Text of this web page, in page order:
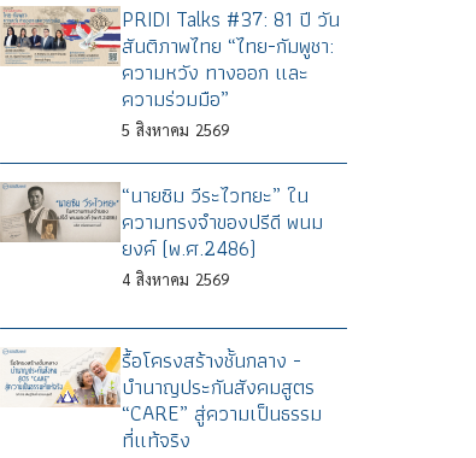
PRIDI Talks #37: 81 ปี วัน
สันติภาพไทย “ไทย-กัมพูชา:
ความหวัง ทางออก และ
ความร่วมมือ”
5 สิงหาคม 2569
“นายซิม วีระไวทยะ” ใน
ความทรงจำของปรีดี พนม
ยงค์ (พ.ศ.2486)
4 สิงหาคม 2569
รื้อโครงสร้างชั้นกลาง -
บำนาญประกันสังคมสูตร
“CARE” สู่ความเป็นธรรม
ที่แท้จริง